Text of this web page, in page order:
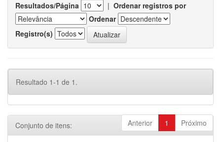
Resultados/Página | Ordenar registros por
Ordenar
Registro(s)
Resultado 1-1 de 1.
Anterior 1 Próximo
Conjunto de itens: